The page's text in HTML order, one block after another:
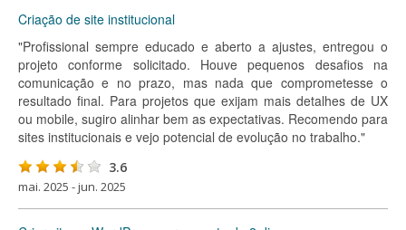
Criação de site institucional
"Profissional sempre educado e aberto a ajustes, entregou o
projeto conforme solicitado. Houve pequenos desafios na
comunicação e no prazo, mas nada que comprometesse o
resultado final. Para projetos que exijam mais detalhes de UX
ou mobile, sugiro alinhar bem as expectativas. Recomendo para
sites institucionais e vejo potencial de evolução no trabalho."
3.6
mai. 2025 - jun. 2025